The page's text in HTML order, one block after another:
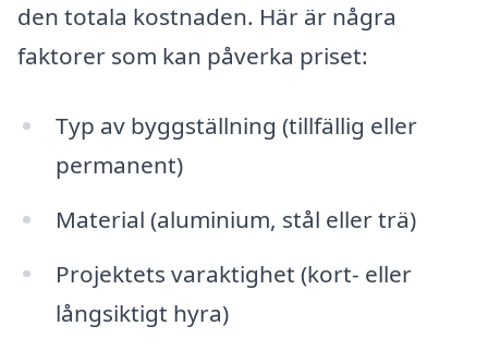
den totala kostnaden. Här är några
faktorer som kan påverka priset:
Typ av byggställning (tillfällig eller
permanent)
Material (aluminium, stål eller trä)
Projektets varaktighet (kort- eller
långsiktigt hyra)